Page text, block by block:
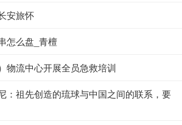
安旅怀
怎么盘_青檀
物流中心开展全员急救培训
：祖先创造的琉球与中国之间的联系，要